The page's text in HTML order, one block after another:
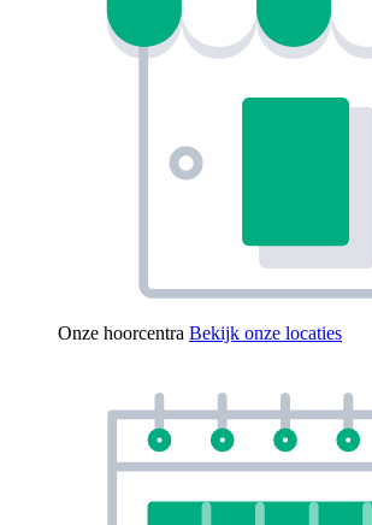
Onze hoorcentra Bekijk onze locaties